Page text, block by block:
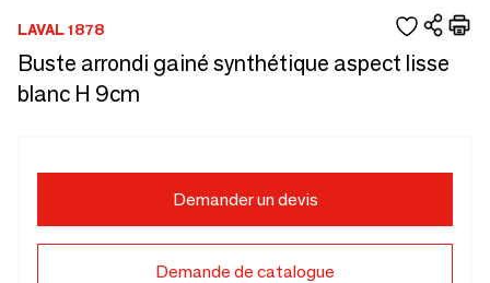
LAVAL 1878
Buste arrondi gainé synthétique aspect lisse
blanc H 9cm
Demander un devis
Demande de catalogue